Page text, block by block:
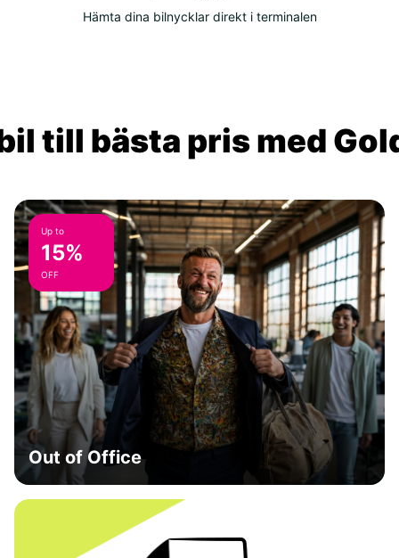
Hämta dina bilnycklar direkt i terminalen
till bästa pris med
Up to
15%
OFF
Out of Office